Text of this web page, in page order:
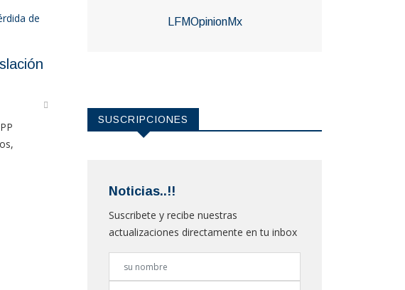
LFMOpinionMx
SUSCRIPCIONES
Noticias..!!
Suscribete y recibe nuestras
actualizaciones directamente en tu inbox